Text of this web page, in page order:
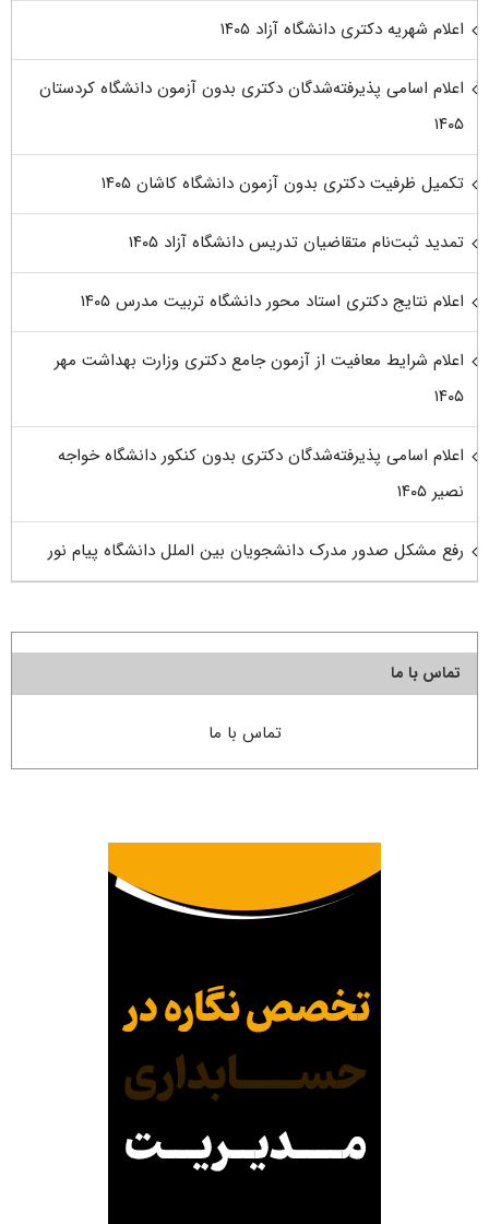
اعلام شهریه دکتری دانشگاه آزاد ۱۴۰۵
اعلام اسامی پذیرفته‌شدگان دکتری بدون آزمون دانشگاه کردستان
۱۴۰۵
تکمیل ظرفیت دکتری بدون آزمون دانشگاه کاشان ۱۴۰۵
تمدید ثبت‌نام متقاضیان تدریس دانشگاه آزاد ۱۴۰۵
اعلام نتایج دکتری استاد محور دانشگاه تربیت مدرس ۱۴۰۵
اعلام شرایط معافیت از آزمون جامع دکتری وزارت بهداشت مهر
۱۴۰۵
اعلام اسامی پذیرفته‌شدگان دکتری بدون کنکور دانشگاه خواجه
نصیر ۱۴۰۵
رفع مشکل صدور مدرک دانشجویان بین الملل دانشگاه پیام نور
تماس با ما
تماس با ما